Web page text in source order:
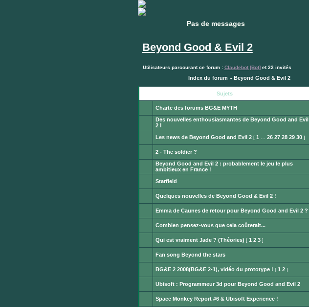
Pas de messages
Pas de messages
Beyond Good & Evil 2
Utilisateurs parcourant ce forum : Claudebot [Bot]et 22 invités
Publier
sujet
Index du forum » Beyond Good & Evil 2
Sujets
Ce
sujet
est
verrouillé.
Vous
pouvez
pas
ou
modifier
de
messages.
Charte des forums BG&E MYTH
Aucun
message
non
lu
Des nouvelles enthousiasmantes de Beyond Good and Evil
2 !
Aucun
message
non
lu
Les news de Beyond Good and Evil 2[ 1 26 27 28 29 30]
Aucun
message
non
lu
2 - The soldier ?
Aucun
message
non
lu
Beyond Good and Evil 2 : probablement le jeu le plus
ambitieux en France !
Aucun
message
non
lu
Starfield
Aucun
message
non
lu
Quelques nouvelles de Beyond Good & Evil 2 !
Aucun
message
non
lu
Emma de Caunes de retour pour Beyond Good and Evil 2 ?
Aucun
message
non
lu
Combien pensez-vous que cela coûterait...
Aucun
message
non
lu
Qui est vraiment Jade ? (Théories) [ 1 2 3]
Aucun
message
non
lu
Fan song Beyond the stars
Aucun
message
non
lu
BG&E 2 2008(BG&E 2-1), vidéo du prototype ! [ 1 2]
Aucun
message
non
Ubisoft : Programmeur 3d pour Beyond Good and Evil 2
Aucun
Space Monkey Report #6 & Ubisoft Experience !